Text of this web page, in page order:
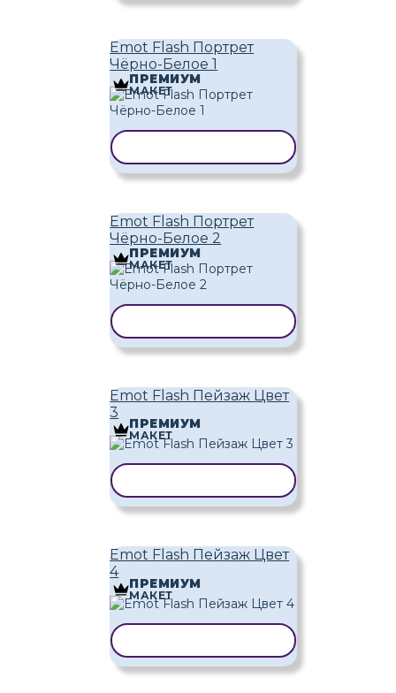
Emot Flash Портрет
Чёрно-Белое 1
ПРЕМИУМ
МАКЕТ
Emot Flash Портрет
Чёрно-Белое 2
ПРЕМИУМ
МАКЕТ
Emot Flash Пейзаж Цвет
3
ПРЕМИУМ
МАКЕТ
Emot Flash Пейзаж Цвет
4
ПРЕМИУМ
МАКЕТ